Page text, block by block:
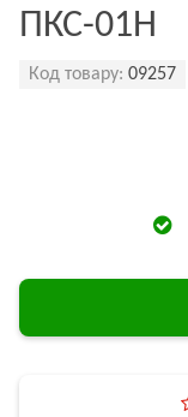
ПКС-01Н
Код товару: 09257